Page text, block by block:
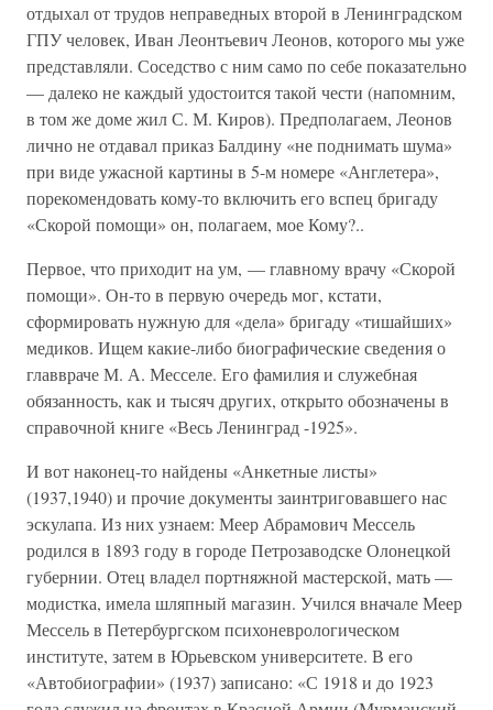
отдыхал от трудов неправедных второй в Ленинградском
ГПУ человек, Иван Леонтьевич Леонов, которого мы уже
представляли. Соседство с ним само по себе показательно
— далеко не каждый удостоится такой чести (напомним,
в том же доме жил С. М. Киров). Предполагаем, Леонов
лично не отдавал приказ Балдину «не поднимать шума»
при виде ужасной картины в 5-м номере «Англетера»,
порекомендовать кому-то включить его вспец бригаду
«Скорой помощи» он, полагаем, мое Кому?..
Первое, что приходит на ум, — главному врачу «Скорой
помощи». Он-то в первую очередь мог, кстати,
сформировать нужную для «дела» бригаду «тишайших»
медиков. Ищем какие-либо биографические сведения о
главвраче М. А. Месселе. Его фамилия и служебная
обязанность, как и тысяч других, открыто обозначены в
справочной книге «Весь Ленинград -1925».
И вот наконец-то найдены «Анкетные листы»
(1937,1940) и прочие документы заинтриговавшего нас
эскулапа. Из них узнаем: Меер Абрамович Мессель
родился в 1893 году в городе Петрозаводске Олонецкой
губернии. Отец владел портняжной мастерской, мать —
модистка, имела шляпный магазин. Учился вначале Меер
Мессель в Петербургском психоневрологическом
институте, затем в Юрьевском университете. В его
«Автобиографии» (1937) записано: «С 1918 и до 1923